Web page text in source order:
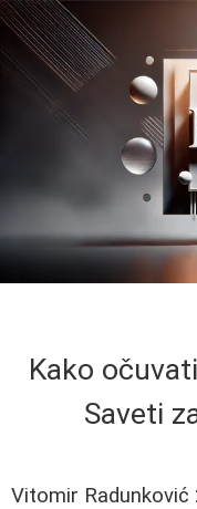
Kako
Saveti
Vitomir Radunković